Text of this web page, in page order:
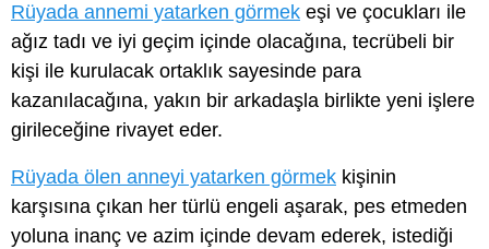
Rüyada annemi yatarken görmek eşi ve çocukları ile
ağız tadı ve iyi geçim içinde olacağına, tecrübeli bir
kişi ile kurulacak ortaklık sayesinde para
kazanılacağına, yakın bir arkadaşla birlikte yeni işlere
girileceğine rivayet eder.
Rüyada ölen anneyi yatarken görmek kişinin
karşısına çıkan her türlü engeli aşarak, pes etmeden
yoluna inanç ve azim içinde devam ederek, istediği